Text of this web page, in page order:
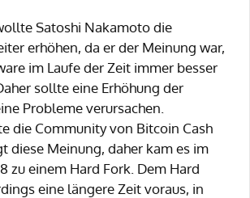
Satoshi Nakamoto die
erhöhen, da er der Meinung war,
im Laufe der Zeit immer besser
sollte eine Erhöhung der
Probleme verursachen.
die Community von Bitcoin Cash
diese Meinung, daher kam es im
zu einem Hard Fork. Dem Hard
eine längere Zeit voraus, in